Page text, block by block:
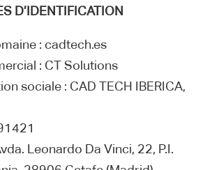
D’IDENTIFICATION
: cadtech.es
: CT Solutions
sociale : CAD TECH IBERICA,
Leonardo Da Vinci, 22, P.I.